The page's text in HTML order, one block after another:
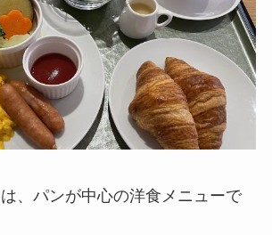
、パンが中心の洋食メニューで